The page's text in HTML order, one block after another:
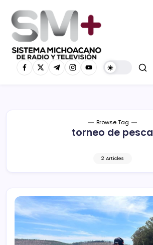
Browse Tag
torneo de pesca
2 Articles